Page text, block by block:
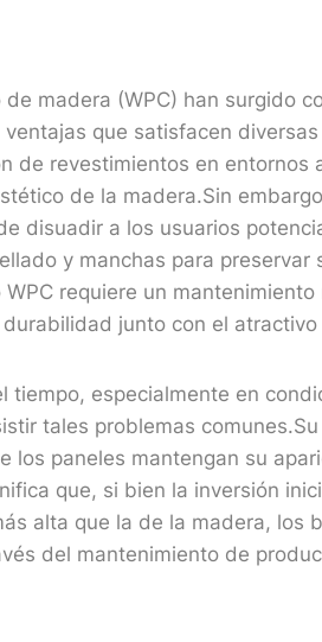
madera (WPC) han surgido
que satisfacen diversas
de revestimientos en entornos
de la madera.Sin
disuadir a los usuarios
y manchas para preservar
requiere un mantenimiento
junto con el atractivo
tiempo, especialmente en
tales problemas
los paneles mantengan su
que, si bien la inversión
alta que la de la madera, los
del mantenimiento de